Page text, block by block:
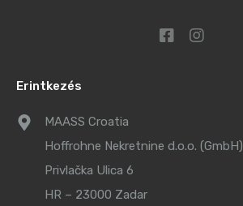
Erintkezés
MAASS Croatia
Hoffrohne Nekretnine d.o.o. (GmbH)
Privlačka Ulica 6
HR – 23000 Zadar